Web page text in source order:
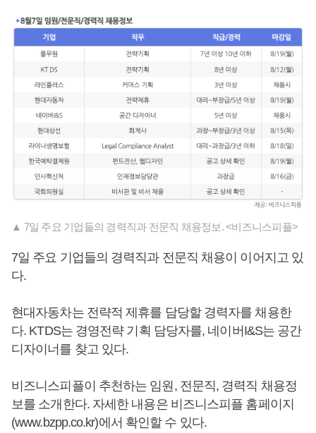
▲ 7일 주요 기업들의 경력직과 전문직 채용정보. <비즈니스피플>
7일 주요 기업들의 경력직과 전문직 채용이 이어지고 있
다.
현대자동차는 전략적 제휴를 담당할 경력자를 채용한
다. KTDS는 경영전략 기획 담당자를, 네이버I&S는 공간
디자이너를 찾고 있다.
비즈니스피플이 추천하는 임원, 전문직, 경력직 채용정
보를 소개한다. 자세한 내용은 비즈니스피플 홈페이지
(www.bzpp.co.kr)에서 확인할 수 있다.